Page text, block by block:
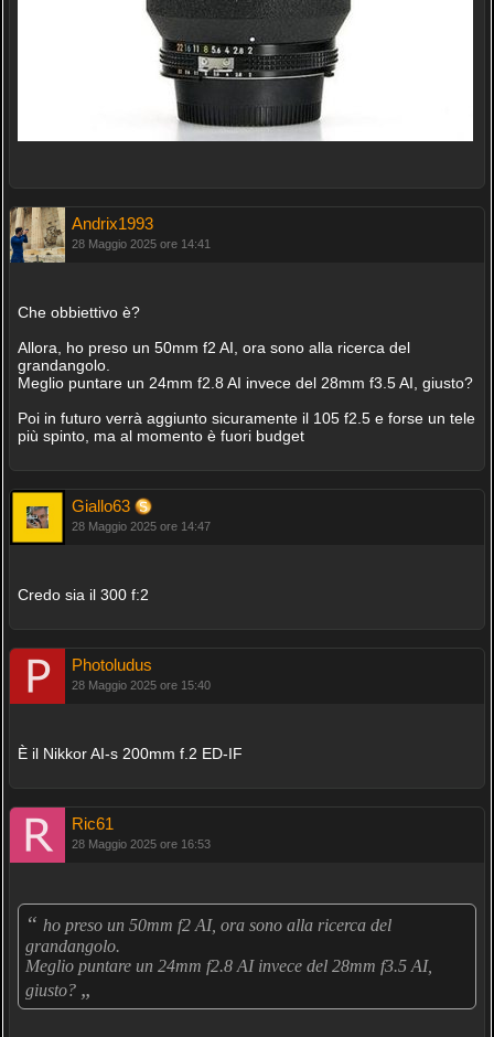
Andrix1993
28 Maggio 2025 ore 14:41
Che obbiettivo è?
Allora, ho preso un 50mm f2 AI, ora sono alla ricerca del
grandangolo.
Meglio puntare un 24mm f2.8 AI invece del 28mm f3.5 AI, giusto?
Poi in futuro verrà aggiunto sicuramente il 105 f2.5 e forse un tele
più spinto, ma al momento è fuori budget
Giallo63
28 Maggio 2025 ore 14:47
Credo sia il 300 f:2
Photoludus
28 Maggio 2025 ore 15:40
È il Nikkor AI-s 200mm f.2 ED-IF
Ric61
28 Maggio 2025 ore 16:53
“ ho preso un 50mm f2 AI, ora sono alla ricerca del
grandangolo.
Meglio puntare un 24mm f2.8 AI invece del 28mm f3.5 AI,
giusto? „